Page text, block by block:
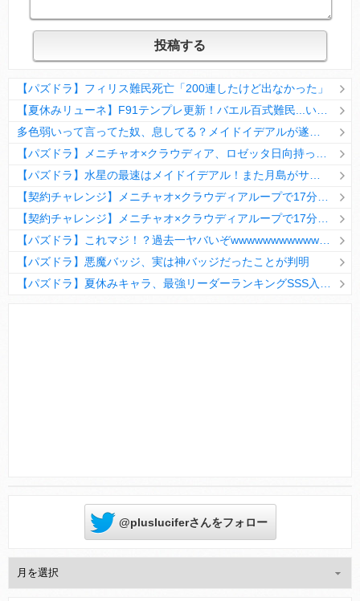
【パズドラ】フィリス難民死亡「200連したけど出なかった」
【パズドラ】悪魔バッジ、実は神バッジだったことが判明
@plusluciferさんをフォロー